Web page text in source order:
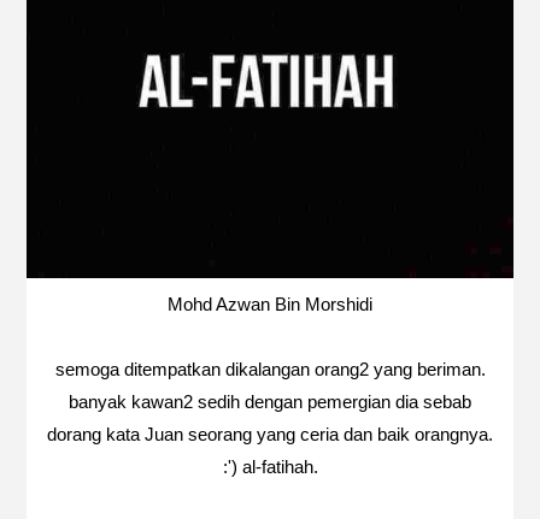
Mohd Azwan Bin Morshidi
semoga ditempatkan dikalangan orang2 yang beriman.
banyak kawan2 sedih dengan pemergian dia sebab
dorang kata Juan seorang yang ceria dan baik orangnya.
:') al-fatihah.